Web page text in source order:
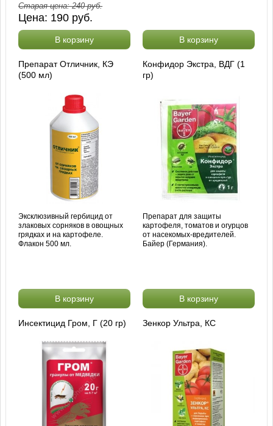
Старая цена:240руб.
Цена: 190 руб.
В корзину В корзину
Препарат Отличник, КЭ
(500 мл)
Эксклюзивный гербицид от
злаковых сорняков в овощных
грядках и на картофеле.
Флакон 500 мл.
В корзину
Конфидор Экстра, ВДГ (1
гр)
Препарат для защиты
картофеля, томатов и огурцов
от насекомых-вредителей.
Байер (Германия).
В корзину
Инсектицид Гром, Г (20 гр) Зенкор Ультра, КС